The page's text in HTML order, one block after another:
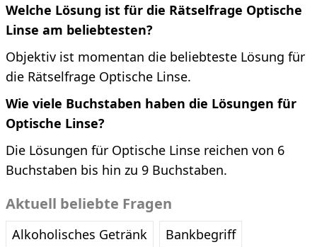
Welche Lösung ist für die Rätselfrage Optische
Linse am beliebtesten?
Objektiv ist momentan die beliebteste Lösung für
die Rätselfrage Optische Linse.
Wie viele Buchstaben haben die Lösungen für
Optische Linse?
Die Lösungen für Optische Linse reichen von 6
Buchstaben bis hin zu 9 Buchstaben.
Aktuell beliebte Fragen
Alkoholisches Getränk
Bankbegriff